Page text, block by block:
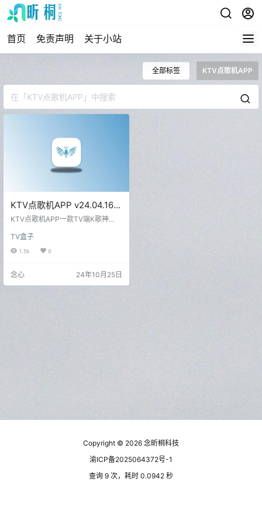
首页 免责声明 关于小站
全部标签 KTV点歌机APP
KTV点歌机APP v24.04.16
去会员版 电视KTV神器
KTV点歌机APP一款TV端K歌神
做音乐播放器听音乐也可以，当你
第一次打开软件时，需要耐心等待
个软件跟KTV里的点歌机非常相
似，你可以搜索歌曲，也可以根据
TV盒子
1.5k 0
念心 24年10月25日
Copyright © 2026 念昕桐科技
渝ICP备2025064372号-1
查询 9 次，耗时 0.0942 秒